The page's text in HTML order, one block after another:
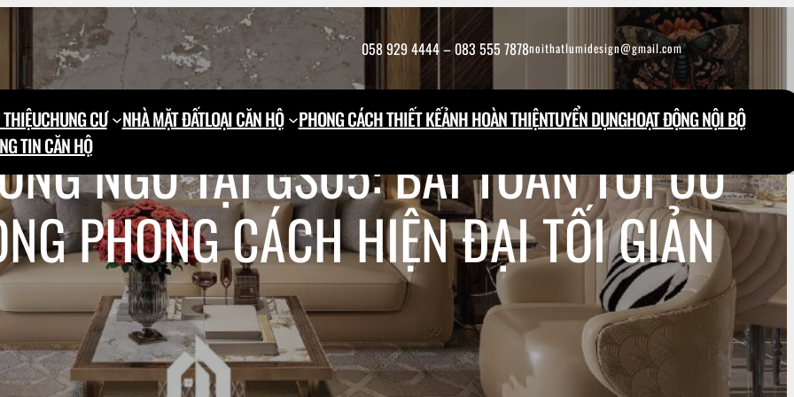
058 929 4444 – 083 555 7878noithatlumidesign@gmail.com
CHUNG CƯ NHÀ MẶT ĐẤTLOẠI CĂN HỘ PHONG CÁCH THIẾT KẾẢNH HOÀN THIỆNTUYỂN DỤNGHOẠT ĐỘNG NỘI BỘ
TIN CĂN HỘNGỦ TẠI GS05: BÀI TOÁN TỐI ƯU
PHONG CÁCH HIỆN ĐẠI TỐI GIẢN